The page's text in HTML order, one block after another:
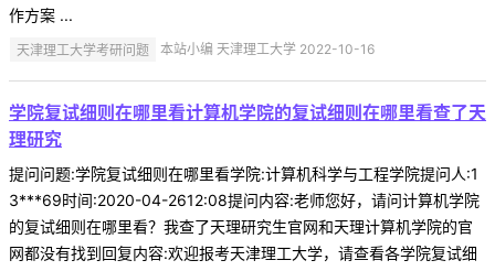
作方案 ...
天津理工大学考研问题 本站小编 天津理工大学 2022-10-16
学院复试细则在哪里看计算机学院的复试细则在哪里看查了天
理研究
提问问题:学院复试细则在哪里看学院:计算机科学与工程学院提问人:1
3***69时间:2020-04-2612:08提问内容:老师您好，请问计算机学院
的复试细则在哪里看？我查了天理研究生官网和天理计算机学院的官
网都没有找到回复内容:欢迎报考天津理工大学，请查看各学院复试细